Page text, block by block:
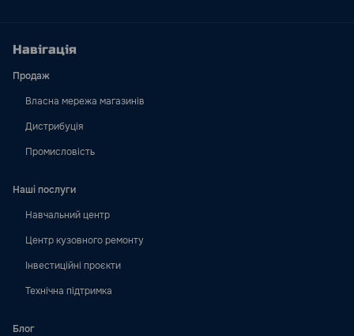
Навігація
Продаж
Власна мережа магазинів
Дистрибуція
Промисловість
Наші послуги
Навчальний центр
Центр кузовного ремонту
Інвестиційні проєкти
Технічна підтримка
Блог